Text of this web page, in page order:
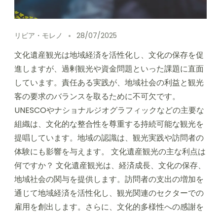
リビア・モレノ 28/07/2025
文化遺産観光は地域経済を活性化し、文化の保存を促
進しますが、過剰観光や資金問題といった課題に直面
しています。責任ある実践が、地域社会の利益と観光
客の要求のバランスを取るために不可欠です。
UNESCOやナショナルジオグラフィックなどの主要な
組織は、文化的な整合性を尊重する持続可能な観光を
提唱しています。地域の認識は、観光実践や訪問者の
体験にも影響を与えます。 文化遺産観光の主な利点は
何ですか？ 文化遺産観光は、経済成長、文化の保存、
地域社会の関与を提供します。訪問者の支出の増加を
通じて地域経済を活性化し、観光関連のセクターでの
雇用を創出します。さらに、文化的多様性への感謝を